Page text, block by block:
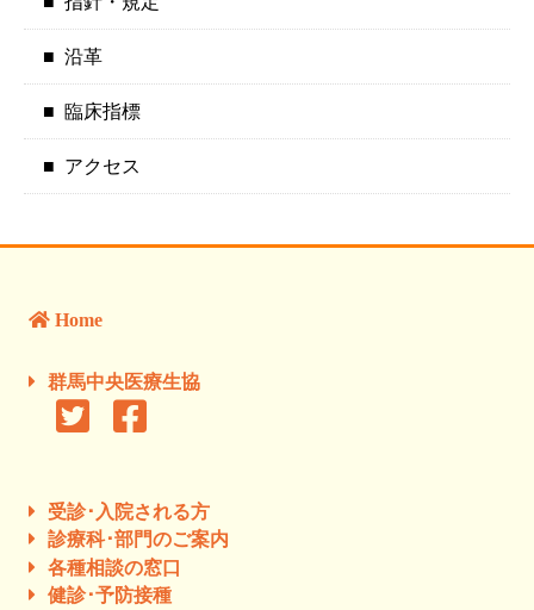
沿革
臨床指標
アクセス
Home
群馬中央医療生協
受診･入院される方
診療科･部門のご案内
各種相談の窓口
健診･予防接種